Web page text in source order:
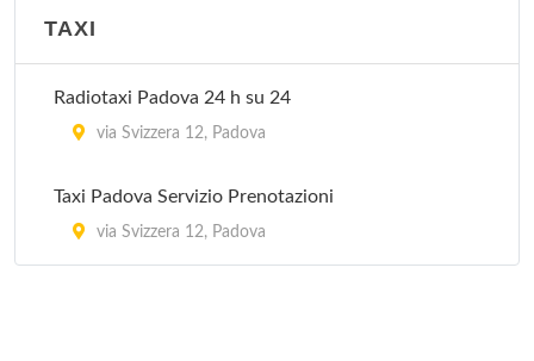
TAXI
Radiotaxi Padova 24 h su 24
via Svizzera 12, Padova
Taxi Padova Servizio Prenotazioni
via Svizzera 12, Padova